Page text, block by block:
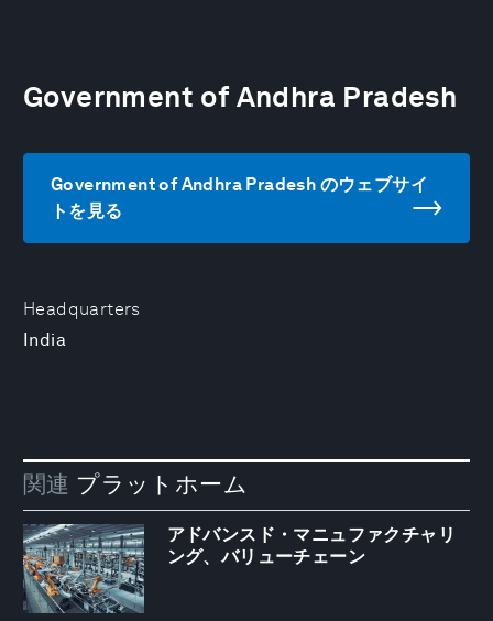
Headquarters
India
Government of Andhra Pradesh
Government of Andhra Pradesh のウェブサイ
トを見る
関連 プラットホーム
アドバンスド・マニュファクチャリ
ング、バリューチェーン